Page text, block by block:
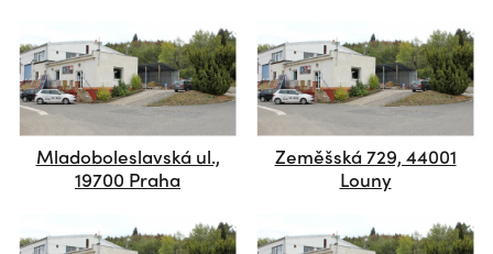
Mladoboleslavská ul.,
19700 Praha
Zeměšská 729, 44001
Louny